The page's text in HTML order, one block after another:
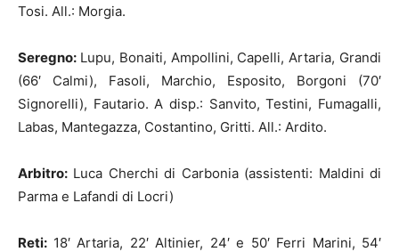
Tosi. All.: Morgia.
Seregno: Lupu, Bonaiti, Ampollini, Capelli, Artaria, Grandi
(66′ Calmi), Fasoli, Marchio, Esposito, Borgoni (70′
Signorelli), Fautario. A disp.: Sanvito, Testini, Fumagalli,
Labas, Mantegazza, Costantino, Gritti. All.: Ardito.
Arbitro: Luca Cherchi di Carbonia (assistenti: Maldini di
Parma e Lafandi di Locri)
Reti: 18′ Artaria, 22′ Altinier, 24′ e 50′ Ferri Marini, 54′